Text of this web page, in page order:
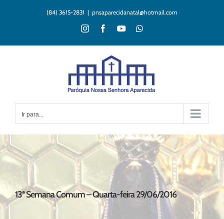
(84) 3615-2831 | pnsaparecidanatal@hotmail.com
InstagramFacebookYouTubeWhatsApp
Ir para...
13ª Semana Comum – Quarta-feira 29/06/2016